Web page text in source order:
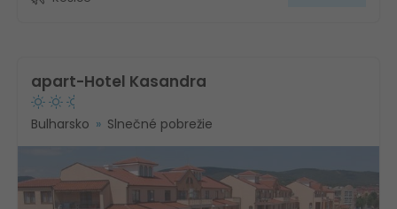
apart-Hotel Kasandra
Bulharsko Slnečné pobrežie